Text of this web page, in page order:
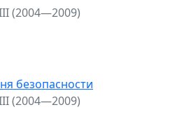
(2004—2009)
безопасности
(2004—2009)